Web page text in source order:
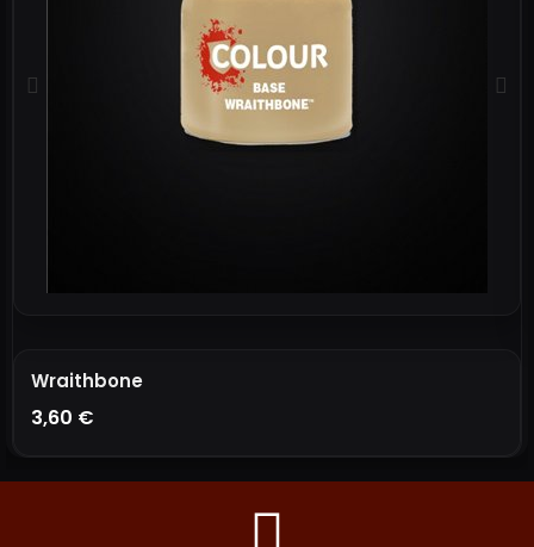
Wraithbone
3,60 €